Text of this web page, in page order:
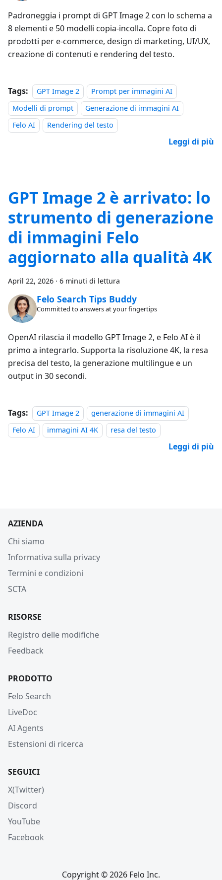
Padroneggia i prompt di GPT Image 2 con lo schema a
8 elementi e 50 modelli copia-incolla. Copre foto di
prodotti per e-commerce, design di marketing, UI/UX,
creazione di contenuti e rendering del testo.
Tags: GPT Image 2
Prompt per immagini AI
Modelli di prompt
Generazione di immagini AI
Felo AI
Rendering del testo
Leggi di più
GPT Image 2 è arrivato: lo
strumento di generazione
di immagini Felo
aggiornato alla qualità 4K
April 22, 2026 · 6 minuti di lettura
Felo Search Tips Buddy
Committed to answers at your fingertips
OpenAI rilascia il modello GPT Image 2, e Felo AI è il
primo a integrarlo. Supporta la risoluzione 4K, la resa
precisa del testo, la generazione multilingue e un
output in 30 secondi.
Tags: GPT Image 2
generazione di immagini AI
Felo AI
immagini AI 4K resa del testo
Leggi di più
AZIENDA
Chi siamo
Informativa sulla privacy
Termini e condizioni
SCTA
RISORSE
Registro delle modifiche
Feedback
PRODOTTO
Felo Search
LiveDoc
AI Agents
Estensioni di ricerca
SEGUICI
X(Twitter)
Discord
YouTube
Facebook
Copyright © 2026 Felo Inc.